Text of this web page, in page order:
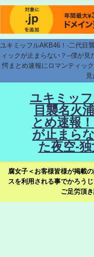
ユキミッフルAKB46！-二代目
ィックが止まらない？--僕が
愕まとめ速報にロマンティッ
ユキミッ
目襲名火
とめ速報
が止まら
た夜空-
腐女子＜お客様皆様が掲載
スを利用される事でかろう
ご足労頂